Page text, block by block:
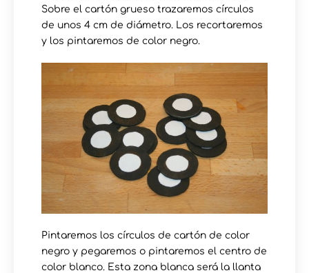
Sobre el cartón grueso trazaremos círculos
de unos 4 cm de diámetro. Los recortaremos
y los pintaremos de color negro.
Pintaremos los círculos de cartón de color
negro y pegaremos o pintaremos el centro de
color blanco. Esta zona blanca será la llanta